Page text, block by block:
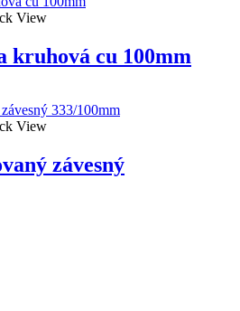
View
kruhová cu 100mm
View
závesný